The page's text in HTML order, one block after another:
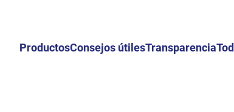
ProductosConsejos útilesTransparencia